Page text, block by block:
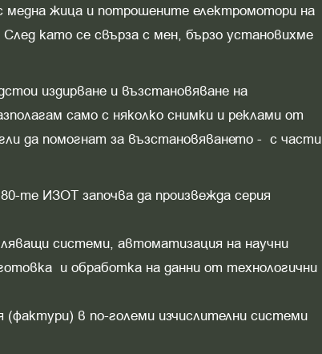
медна жица и потрошените електромотори на
като се свърза с мен, бързо установихме
издирване и възстановяване на
само с няколко снимки и реклами от
да помогнат за възстановяването - с части
те ИЗОТ започва да произвежда серия
системи, автоматизация на научни
и обработка на данни от технологични
в по-големи изчислителни системи